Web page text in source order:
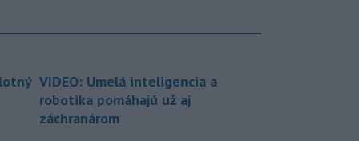
VIDEO: Umelá inteligencia a
robotika pomáhajú už aj
záchranárom